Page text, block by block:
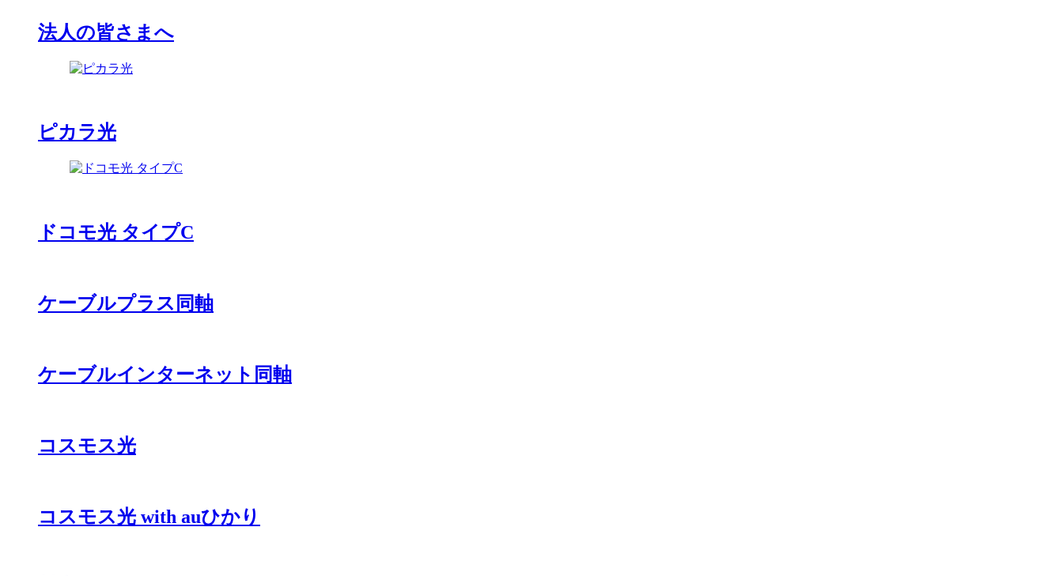
法人の皆さまへ
ピカラ光
ドコモ光 タイプC
ケーブルプラス同軸
ケーブルインターネット同軸
コスモス光
コスモス光 with auひかり